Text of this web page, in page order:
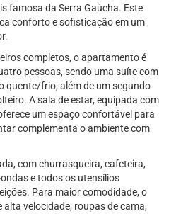
famosa da Serra Gaúcha. Este
conforto e sofisticação em um
completos, o apartamento é
pessoas, sendo uma suíte com
quente/frio, além de um segundo
A sala de estar, equipada com
um espaço confortável para
complementa o ambiente com
com churrasqueira, cafeteira,
e todos os utensílios
Para maior comodidade, o
velocidade, roupas de cama,